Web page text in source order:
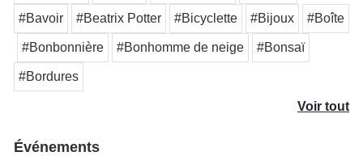
#Bavoir #Beatrix Potter #Bicyclette #Bijoux #Boîte
#Bonbonnière #Bonhomme de neige #Bonsaï
#Bordures
Voir tout
Événements